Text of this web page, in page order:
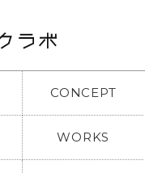
CONCEPT
WORKS